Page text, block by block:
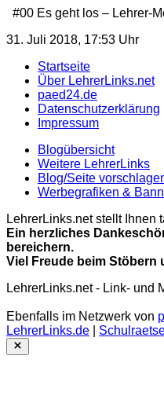
#00 Es geht los –
31. Juli 2018, 17:53 Uhr
Startseite
Über LehrerLinks.net
paed24.de
Datenschutzerklärung
Impressum
Blogübersicht
Weitere LehrerLinks
Blog/Seite
Werbegrafiken &
LehrerLinks.net stellt Ihnen
Ein herzliches
bereichern.
Viel Freude beim Stöbern
LehrerLinks.net - Link- und
Ebenfalls im Netzwerk von
LehrerLinks.de
Close